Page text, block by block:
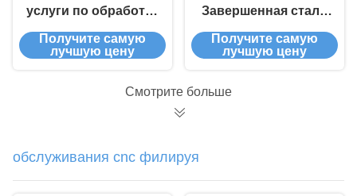
услуги по обработке
с ЧПУ, фрезерная
обработка с ЧПУ,
металлических
Получите самую
лучшую цену
Завершенная сталь
Металл CNC
Заказные детали
Получите самую
лучшую цену
Смотрите больше
обслуживания cnc филируя